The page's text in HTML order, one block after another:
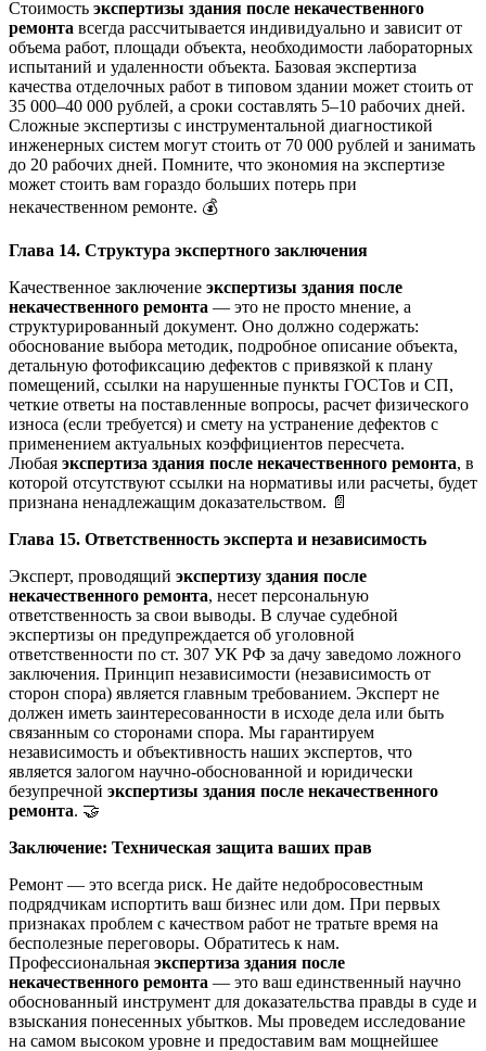
Стоимость экспертизы здания после некачественного
ремонта всегда рассчитывается индивидуально и зависит от
объема работ, площади объекта, необходимости лабораторных
испытаний и удаленности объекта. Базовая экспертиза
качества отделочных работ в типовом здании может стоить от
35 000–40 000 рублей, а сроки составлять 5–10 рабочих дней.
Сложные экспертизы с инструментальной диагностикой
инженерных систем могут стоить от 70 000 рублей и занимать
до 20 рабочих дней. Помните, что экономия на экспертизе
может стоить вам гораздо больших потерь при
некачественном ремонте. 💰
Глава 14. Структура экспертного заключения
Качественное заключение экспертизы здания после
некачественного ремонта — это не просто мнение, а
структурированный документ. Оно должно содержать:
обоснование выбора методик, подробное описание объекта,
детальную фотофиксацию дефектов с привязкой к плану
помещений, ссылки на нарушенные пункты ГОСТов и СП,
четкие ответы на поставленные вопросы, расчет физического
износа (если требуется) и смету на устранение дефектов с
применением актуальных коэффициентов пересчета.
Любая экспертиза здания после некачественного ремонта, в
которой отсутствуют ссылки на нормативы или расчеты, будет
признана ненадлежащим доказательством. 📄
Глава 15. Ответственность эксперта и независимость
Эксперт, проводящий экспертизу здания после
некачественного ремонта, несет персональную
ответственность за свои выводы. В случае судебной
экспертизы он предупреждается об уголовной
ответственности по ст. 307 УК РФ за дачу заведомо ложного
заключения. Принцип независимости (независимость от
сторон спора) является главным требованием. Эксперт не
должен иметь заинтересованности в исходе дела или быть
связанным со сторонами спора. Мы гарантируем
независимость и объективность наших экспертов, что
является залогом научно-обоснованной и юридически
безупречной экспертизы здания после некачественного
ремонта. 🤝
Заключение: Техническая защита ваших прав
Ремонт — это всегда риск. Не дайте недобросовестным
подрядчикам испортить ваш бизнес или дом. При первых
признаках проблем с качеством работ не тратьте время на
бесполезные переговоры. Обратитесь к нам.
Профессиональная экспертиза здания после
некачественного ремонта — это ваш единственный научно
обоснованный инструмент для доказательства правды в суде и
взыскания понесенных убытков. Мы проведем исследование
на самом высоком уровне и предоставим вам мощнейшее